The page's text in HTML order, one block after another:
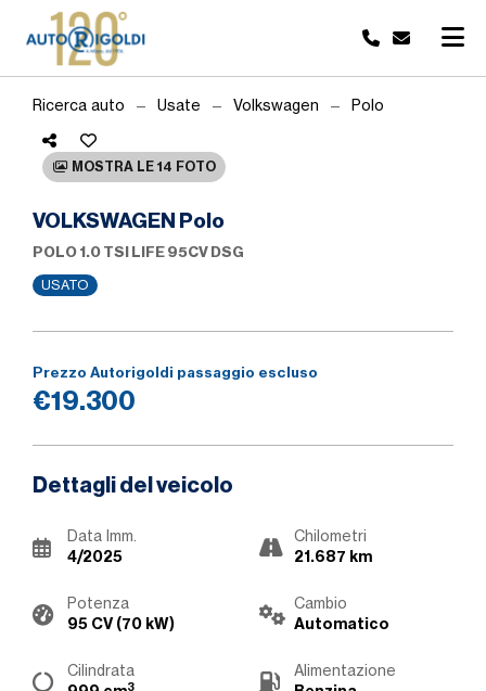
Ricerca auto Usate Volkswagen Polo
MOSTRA LE 14 FOTO
VOLKSWAGEN Polo
POLO 1.0 TSI LIFE 95CV DSG
USATO
Prezzo Autorigoldi passaggio escluso
€19.300
Dettagli del veicolo
Data Imm.
4/2025
Chilometri
21.687 km
Potenza
95 CV (70 kW)
Cambio
Automatico
Cilindrata
3
Alimentazione